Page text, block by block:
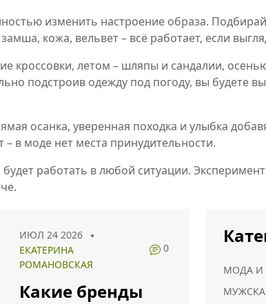
изменить настроение образа.
кожа, вельвет – всё работает, если
кроссовки, летом – шляпы и сандалии,
подстроив одежду под погоду, вы будете
осанка, уверенная походка и улыбка
– в моде нет места принудительности.
работать в любой ситуации.
ИЮЛ 24 2026
ЕКАТЕРИНА
РОМАНОВСКАЯ
0
Какие бренды
МОДА И